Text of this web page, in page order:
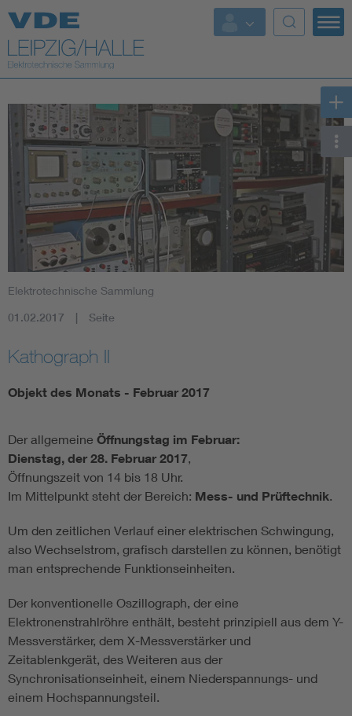
Top-Themen
Elektrotechnische Sammlung
01.02.2017 Seite
Kathograph II
Objekt des Monats - Februar 2017
Der allgemeine Öffnungstag im Februar:
Dienstag, der 28. Februar 2017,
Öffnungszeit von 14 bis 18 Uhr.
Im Mittelpunkt steht der Bereich: Mess- und Prüftechnik.
Um den zeitlichen Verlauf einer elektrischen Schwingung,
also Wechselstrom, grafisch darstellen zu können, benötigt
man entsprechende Funktionseinheiten.
Der konventionelle Oszillograph, der eine
Elektronenstrahlröhre enthält, besteht prinzipiell aus dem Y-
Messverstärker, dem X-Messverstärker und
Zeitablenkgerät, des Weiteren aus der
Synchronisationseinheit, einem Niederspannungs- und
einem Hochspannungsteil.